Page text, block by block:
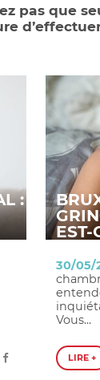
pas que
:
EST-
30/05/
Vous...
LIRE +